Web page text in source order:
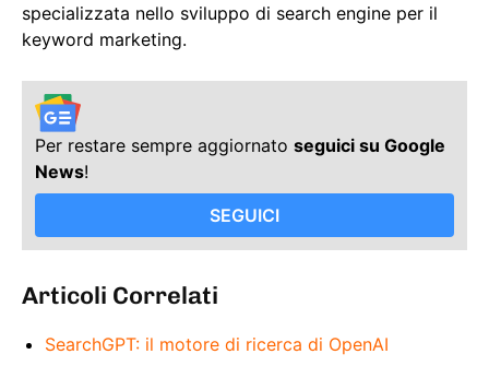
specializzata nello sviluppo di search engine per il
keyword marketing.
Per restare sempre aggiornato seguici su Google
News!
SEGUICI
Articoli Correlati
SearchGPT: il motore di ricerca di OpenAI